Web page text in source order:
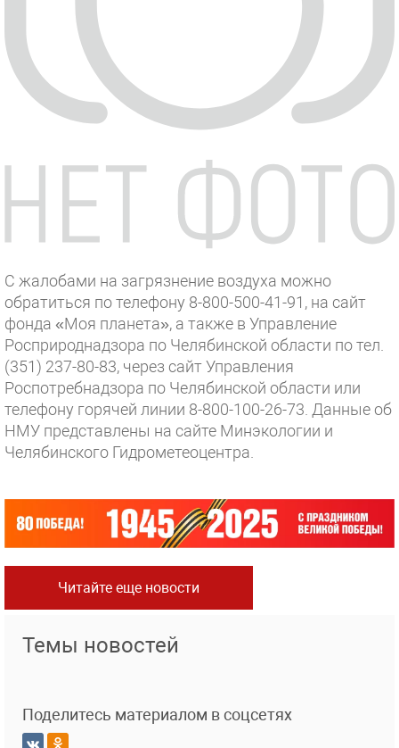
С жалобами на загрязнение воздуха можно
обратиться по телефону 8-800-500-41-91, на сайт
фонда «Моя планета», а также в Управление
Росприроднадзора по Челябинской области по тел.
(351) 237-80-83, через сайт Управления
Роспотребнадзора по Челябинской области или
телефону горячей линии 8-800-100-26-73. Данные об
НМУ представлены на сайте Минэкологии и
Челябинского Гидрометеоцентра.
Читайте еще новости
Темы новостей
Поделитесь материалом в соцсетях